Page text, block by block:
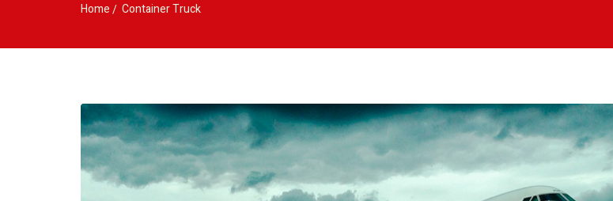
Home Container Truck